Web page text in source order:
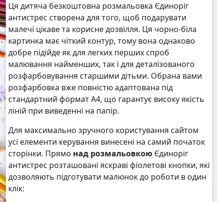
Ця дитяча безкоштовна розмальовка Єдиноріг
антистрес створена для того, щоб подарувати
малечі цікаве та корисне дозвілля. Ця чорно-біла
картинка має чіткий контур, тому вона однаково
добре підійде як для легких перших спроб
малювання найменших, так і для деталізованого
розфарбовування старшими дітьми. Обрана вами
розфарбовка вже повністю адаптована під
стандартний формат А4, що гарантує високу якість
ліній при виведенні на папір.
Для максимально зручного користування сайтом
усі елементи керування винесені на самий початок
сторінки. Прямо над розмальовкою Єдиноріг
антистрес розташовані яскраві фіолетові кнопки, які
дозволяють підготувати малюнок до роботи в один
клік: